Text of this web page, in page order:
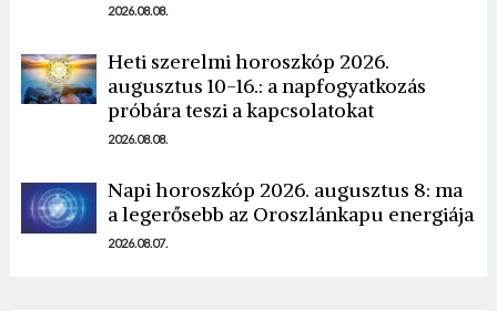
2026.08.08.
Heti szerelmi horoszkóp 2026.
augusztus 10-16.: a napfogyatkozás
próbára teszi a kapcsolatokat
2026.08.08.
Napi horoszkóp 2026. augusztus 8: ma
a legerősebb az Oroszlánkapu energiája
2026.08.07.
Borsonline bejelentkezés
E-mail cím vagy felhasználónév
Jelszó